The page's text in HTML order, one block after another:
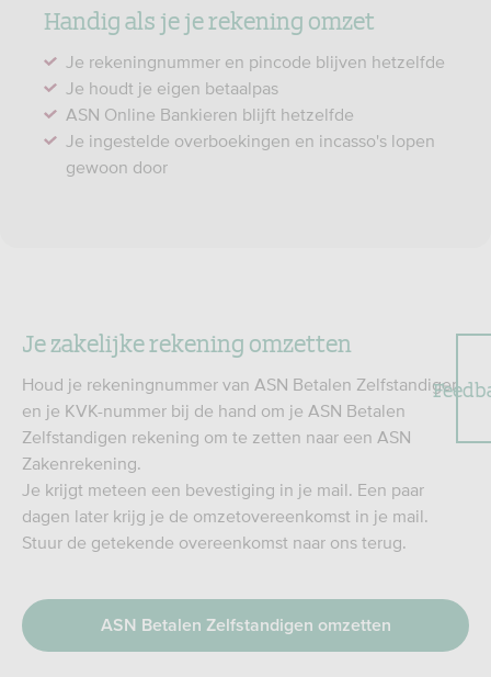
Handig als je je rekening omzet
Je rekeningnummer en pincode blijven hetzelfde
Je houdt je eigen betaalpas
ASN Online Bankieren blijft hetzelfde
Je ingestelde overboekingen en incasso's lopen
gewoon door
Je zakelijke rekening omzetten
Houd je rekeningnummer van ASN Betalen Zelfstandigen
en je KVK-nummer bij de hand om je ASN Betalen
Zelfstandigen rekening om te zetten naar een ASN
Zakenrekening.
Je krijgt meteen een bevestiging in je mail. Een paar
dagen later krijg je de omzetovereenkomst in je mail.
Stuur de getekende overeenkomst naar ons terug.
ASN Betalen Zelfstandigen omzetten